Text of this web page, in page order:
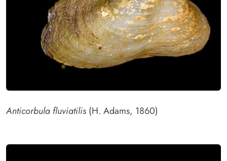
Anticorbula fluviatilis (H. Adams, 1860)